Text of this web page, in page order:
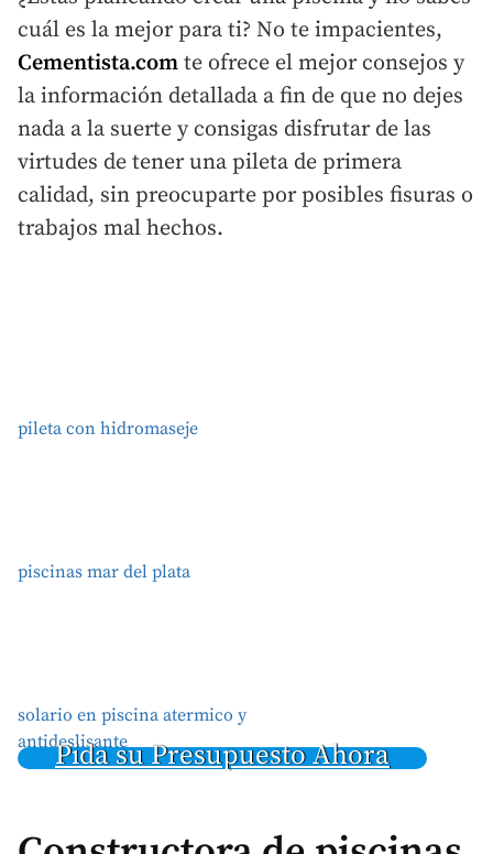
cuál es la mejor para ti? No te impacientes,
Cementista.com te ofrece el mejor consejos y
la información detallada a fin de que no dejes
nada a la suerte y consigas disfrutar de las
virtudes de tener una pileta de primera
calidad, sin preocuparte por posibles fisuras o
trabajos mal hechos.
pileta con hidromaseje
piscinas mar del plata
solario en piscina atermico y
antideslisante
Pida su Presupuesto Ahora